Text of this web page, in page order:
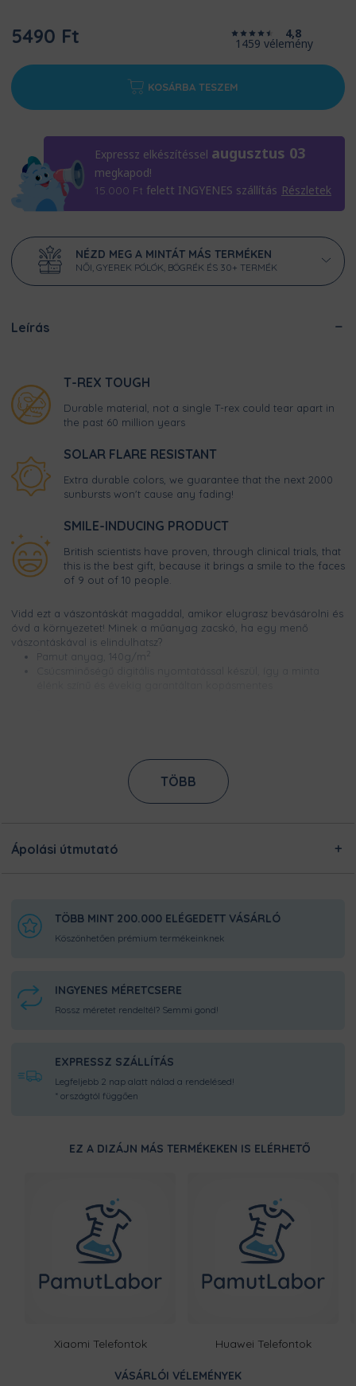
5490 Ft 4,8
1459 vélemény
KOSÁRBA TESZEM
Expressz elkészítéssel augusztus 03
megkapod!
15.000 Ft felett INGYENES szállítás Részletek
NÉZD MEG A MINTÁT MÁS TERMÉKEN
NŐI, GYEREK PÓLÓK, BÖGRÉK ÉS 30+ TERMÉK
Leírás
T-REX TOUGH
Durable material, not a single T-rex could tear apart in
the past 60 million years
SOLAR FLARE RESISTANT
Extra durable colors, we guarantee that the next 2000
sunbursts won't cause any fading!
SMILE-INDUCING PRODUCT
British scientists have proven, through clinical trials, that
this is the best gift, because it brings a smile to the faces
of 9 out of 10 people.
Vidd ezt a vászontáskát magaddal, amikor elugrasz bevásárolni és
óvd a környezetet! Minek a műanyag zacskó, ha egy menő
vászontáskával is elindulhatsz?
Pamut anyag, 140g/m
azon dolgoznak, hogy minél gyorsabban elkészüljenek a
rendeléseddel, és még frissen és ropogósan, kerüljön
TÖBB
Ápolási útmutató
TÖBB MINT 200.000 ELÉGEDETT VÁSÁRLÓ
Köszönhetően prémium termékeinknek
INGYENES MÉRETCSERE
Rossz méretet rendeltél? Semmi gond!
EXPRESSZ SZÁLLÍTÁS
Legfeljebb 2 nap alatt nálad a rendelésed!
* országtól függően
EZ A DIZÁJN MÁS TERMÉKEKEN IS ELÉRHETŐ
Xiaomi Telefontok Huawei Telefontok
VÁSÁRLÓI VÉLEMÉNYEK